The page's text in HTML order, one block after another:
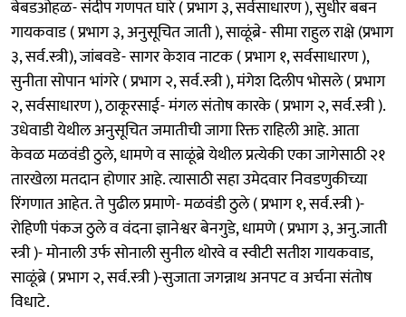
बेबडओहळ- संदीप गणपत घारे ( प्रभाग ३, सर्वसाधारण ), सुधीर बबन
गायकवाड ( प्रभाग ३, अनुसूचित जाती ), साळूंब्रे- सीमा राहुल राक्षे (प्रभाग
३, सर्व.स्त्री), जांबवडे- सागर केशव नाटक ( प्रभाग १, सर्वसाधारण ),
सुनीता सोपान भांगरे ( प्रभाग २, सर्व.स्त्री ), मंगेश दिलीप भोसले ( प्रभाग
२, सर्वसाधारण ), ठाकूरसाई- मंगल संतोष कारके ( प्रभाग २, सर्व.स्त्री ).
उधेवाडी येथील अनुसूचित जमातीची जागा रिक्त राहिली आहे. आता
केवळ मळवंडी ठुले, धामणे व साळूंब्रे येथील प्रत्येकी एका जागेसाठी २१
तारखेला मतदान होणार आहे. त्यासाठी सहा उमेदवार निवडणुकीच्या
रिंगणात आहेत. ते पुढील प्रमाणे- मळवंडी ठुले ( प्रभाग १, सर्व.स्त्री )-
रोहिणी पंकज ठुले व वंदना ज्ञानेश्वर बेनगुडे, धामणे ( प्रभाग ३, अनु.जाती
स्त्री )- मोनाली उर्फ सोनाली सुनील थोरवे व स्वीटी सतीश गायकवाड,
साळूंब्रे ( प्रभाग २, सर्व.स्त्री )-सुजाता जगन्नाथ अनपट व अर्चना संतोष
विधाटे.